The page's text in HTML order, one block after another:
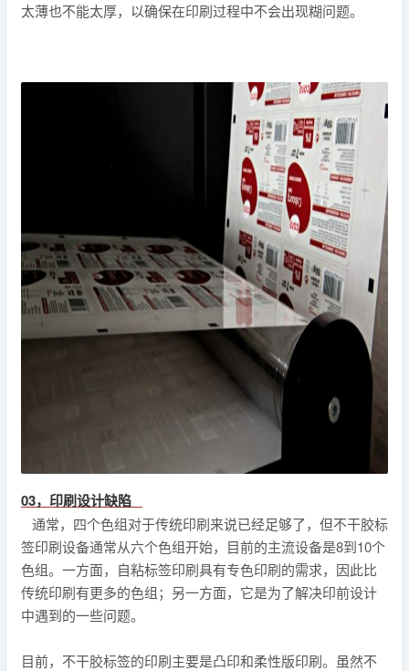
太薄也不能太厚，以确保在印刷过程中不会出现糊问题。
03，印刷设计缺陷
通常，四个色组对于传统印刷来说已经足够了，但不干胶标
签印刷设备通常从六个色组开始，目前的主流设备是8到10个
色组。一方面，自粘标签印刷具有专色印刷的需求，因此比
传统印刷有更多的色组；另一方面，它是为了解决印前设计
中遇到的一些问题。
目前，不干胶标签的印刷主要是凸印和柔性版印刷。虽然不